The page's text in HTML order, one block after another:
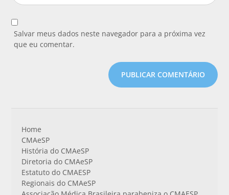
Salvar meus dados neste navegador para a próxima vez
que eu comentar.
Home
CMAeSP
História do CMAeSP
Diretoria do CMAeSP
Estatuto do CMAESP
Regionais do CMAeSP